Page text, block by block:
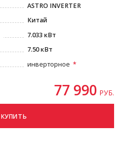
ASTRO INVERTER
Китай
7.033 кВт
7.50 кВт
инверторное
77 990 РУБ.
КУПИТЬ